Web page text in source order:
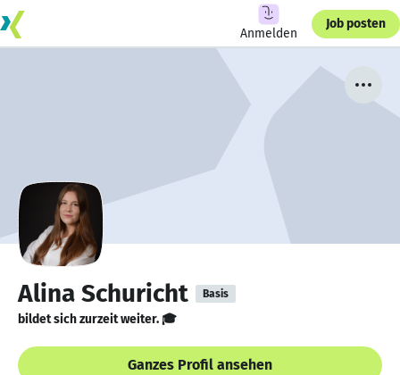
Anmelden
Job posten
Alina Schuricht Basis
bildet sich zurzeit weiter. 🎓
Ganzes Profil ansehen